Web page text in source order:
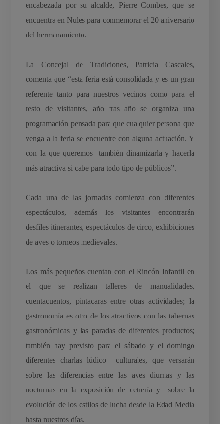
encabezada por su alcalde, Pierre Combes, que se
encuentra en Nules para conmemorar el 20 aniversario
del hermanamiento.
La Concejal de Tradiciones, Patricia Cascales,
comenta que “esta feria está consolidada y es un gran
referente tanto para nuestros vecinos como para el
resto de visitantes, año tras año se organiza una
programación pensada para que cualquier persona que
venga a la feria se encuentre con alguna actuación. Y
con la que queremos también dinamizarla y hacerla
más atractiva si cabe para todo tipo de públicos”.
Cada una de las jornadas comienza con diferentes
espectáculos, además los visitantes encontrarán
desfiles itinerantes, espectáculos de circo, exhibiciones
de aves o torneos medievales.
Los más pequeños cuentan con el Rincón Infantil en
el que se realizan talleres de manualidades,
cuentacuentos, pintacaras entre otras actividades; la
gastronomía es otro de los atractivos con las tabernas
gastronómicas y las paradas de diferentes productos;
también hay previsto para el sábado y el domingo
diferentes charlas lúdico culturales, que versarán
sobre las diferencias entre las aves diurnas y las
nocturnas en la exposición de cetrería y sobre la
evolución de los estilos de lucha desde la Edad Media
hasta nuestros días.